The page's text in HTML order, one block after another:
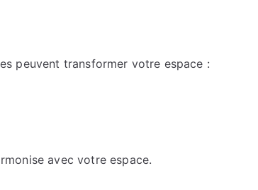
peuvent transformer votre espace :
avec votre espace.